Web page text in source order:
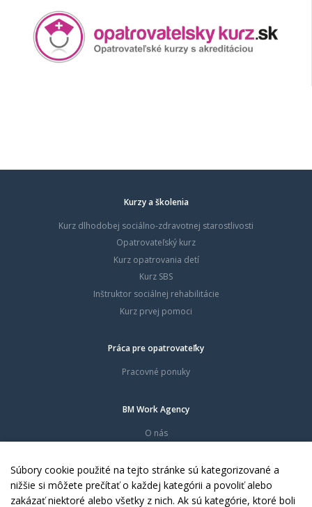
Kurzy a školenia
Kurz dlhodobej sociálno-zdravotnej starostlivosti
Opatrovateľský kurz
Kurz opatrovania detí
Kurz SBS
Inštruktor sociálnej rehabilitácie
Kurz prvej pomoci
Práca pre opatrovateľky
Pracovné ponuky
BM Work Agency
O nás
Dokumenty
Kontakty
Súbory cookie použité na tejto stránke sú kategorizované a
nižšie si môžete prečítať o každej kategórii a povoliť alebo
zakázať niektoré alebo všetky z nich. Ak sú kategórie, ktoré boli